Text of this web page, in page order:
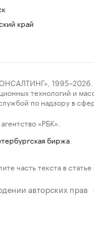
край
1995–2026.
технологий и
по надзору в
«РБК».
биржа
часть текста в
авторских прав ·